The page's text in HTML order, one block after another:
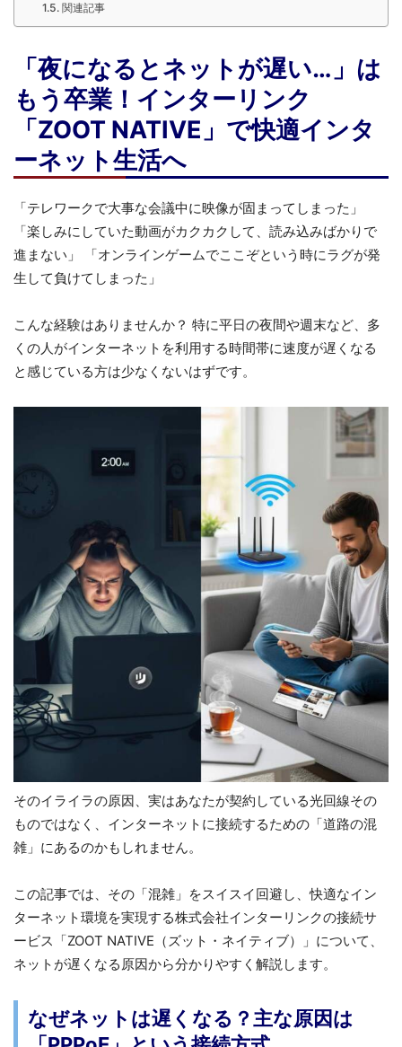
関連記事
「夜になるとネットが遅い…」は
もう卒業！インターリンク
「ZOOT NATIVE」で快適インタ
ーネット生活へ
「テレワークで大事な会議中に映像が固まってしまった」
「楽しみにしていた動画がカクカクして、読み込みばかりで
進まない」 「オンラインゲームでここぞという時にラグが発
生して負けてしまった」
こんな経験はありませんか？ 特に平日の夜間や週末など、多
くの人がインターネットを利用する時間帯に速度が遅くなる
と感じている方は少なくないはずです。
そのイライラの原因、実はあなたが契約している光回線その
ものではなく、インターネットに接続するための「道路の混
雑」にあるのかもしれません。
この記事では、その「混雑」をスイスイ回避し、快適なイン
ターネット環境を実現する株式会社インターリンクの接続サ
ービス「ZOOT NATIVE（ズット・ネイティブ）」について、
ネットが遅くなる原因から分かりやすく解説します。
なぜネットは遅くなる？主な原因は